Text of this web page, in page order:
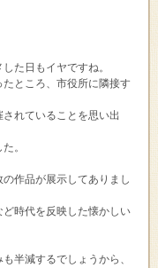
た日もイヤですね。
ところ、市役所に隣接す
れていることを思い出
。
作品が展示してありまし
時代を反映した懐かしい
半減するでしょうから、